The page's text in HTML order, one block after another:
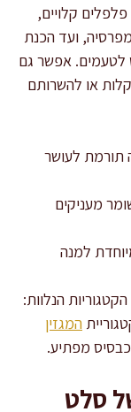
קלויים,
ועד הכנת
לטעמים. אפשר גם
או להשרותם
תורמת לעושר
מעניקים
למנה
הנלוות:
המגזין
מפתיע.
סלט